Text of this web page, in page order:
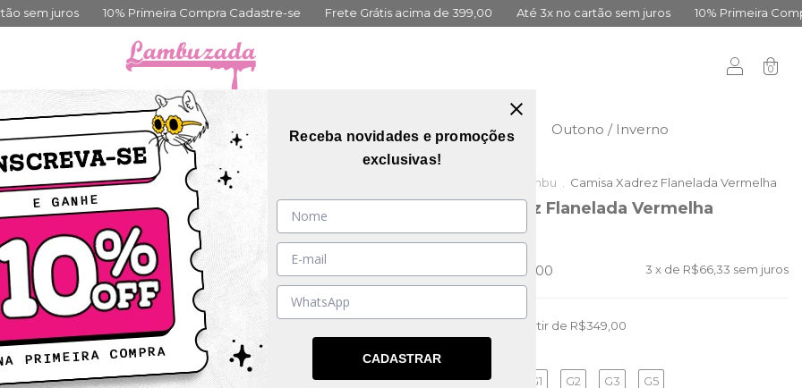
Primeira Compra Cadastre-se Frete Grátis acima de 399,00 Até 3x no cartão sem juros 10% Primeira Compra Cadastre-se
0
Coleções Mais Vendidos Guia de medidas Vai Brasil Outono / Inverno
Outlet da Lambu Camisa Xadrez Flanelada Vermelha
Camisa Xadrez Flanelada Vermelha
(0)
R$199,00 3 x de R$66,33 sem juros
a partir de R$349,00
TAMANHO G1 G2 G3 G5
Receba novidades e promoções
exclusivas!
CADASTRAR